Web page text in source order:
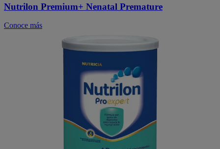
Nutrilon Premium+ Nenatal Premature
Conoce más